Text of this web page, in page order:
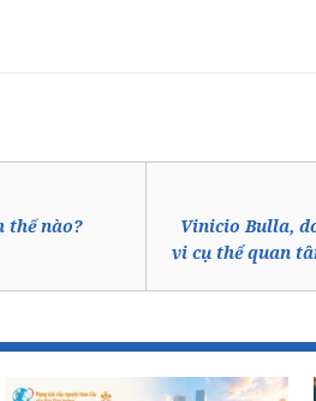
thế nào?
Vinicio Bulla,
vi cụ thể quan